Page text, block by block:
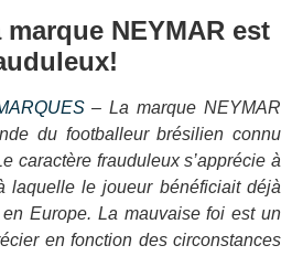
NEYMAR est
– La marque NEYMAR
du footballeur brésilien connu
caractère frauduleux s’apprécie à
laquelle le joueur bénéficiait déjà
en Europe. La mauvaise foi est un
en fonction des circonstances